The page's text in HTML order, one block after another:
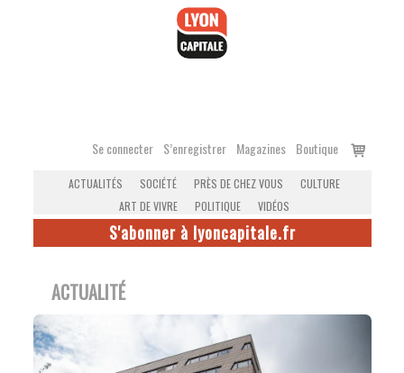
Se connecter S’enregistrer Magazines Boutique
Voir
ACTUALITÉS SOCIÉTÉ PRÈS DE CHEZ VOUS
CULTURE
ART DE VIVRE
POLITIQUE VIDÉOS
S'abonner à lyoncapitale.fr
ACTUALITÉ